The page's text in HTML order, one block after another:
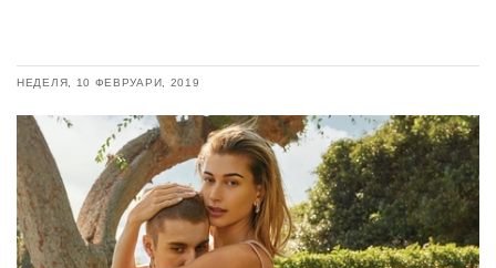
НЕДЕЛЯ, 10 ФЕВРУАРИ, 2019